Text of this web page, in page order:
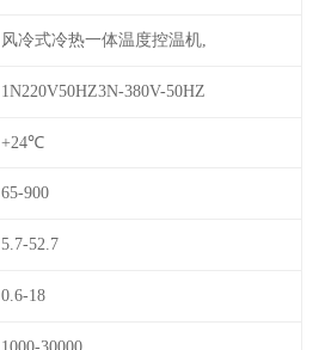
风冷式冷热一体温度控温机,
1N220V50HZ3N-380V-50HZ
+24℃
65-900
5.7-52.7
0.6-18